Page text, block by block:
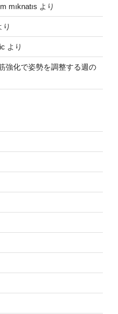
mıknatıs より
り
より
強化で姿勢を調整する週の